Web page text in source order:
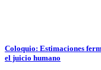
Coloquio: Estimaciones
el juicio humano